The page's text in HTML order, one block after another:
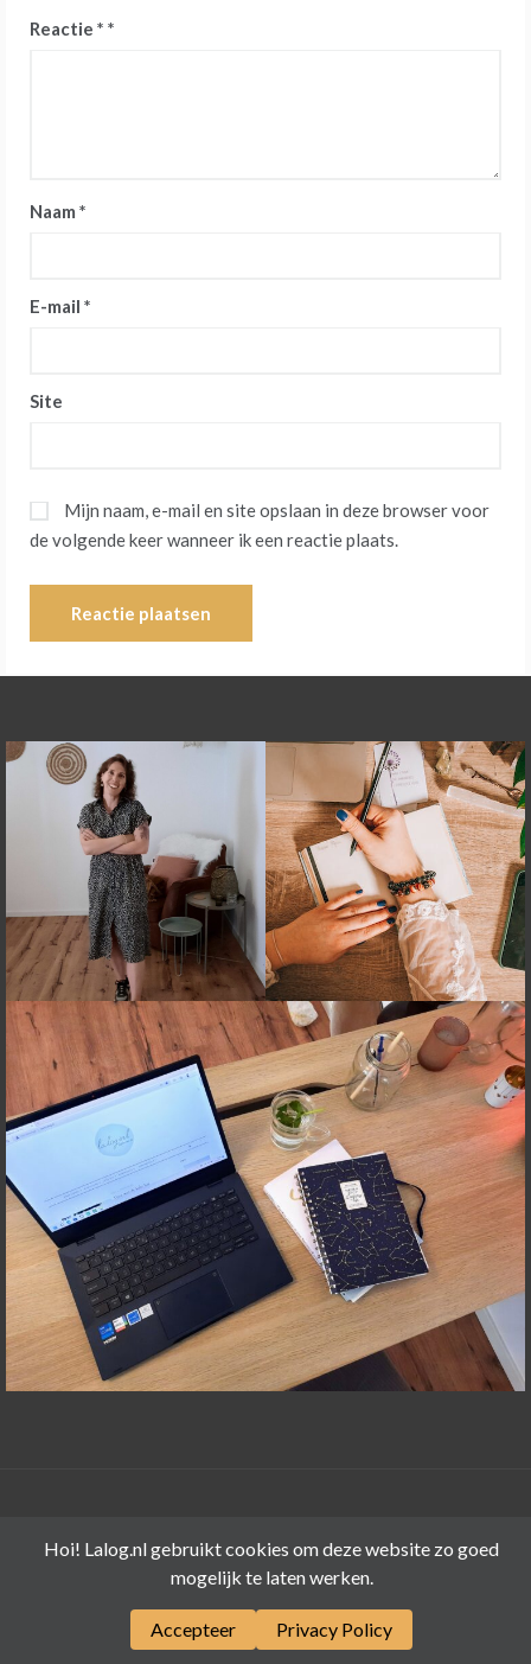
Reactie *
Naam *
E-mail *
Site
Mijn naam, e-mail en site opslaan in deze browser voor
de volgende keer wanneer ik een reactie plaats.
Hoi! Lalog.nl gebruikt cookies om deze website zo goed
mogelijk te laten werken.
Accepteer Privacy Policy